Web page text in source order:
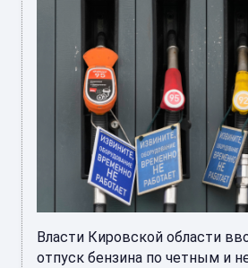
Власти Кировской области
отпуск бензина по четным и